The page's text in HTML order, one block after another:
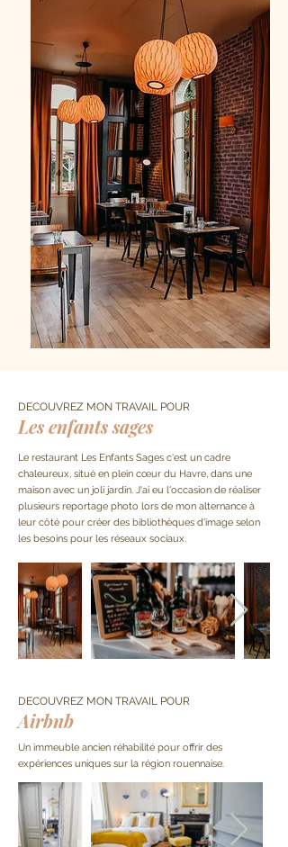
DECOUVREZ MON TRAVAIL POUR
Les enfants sages
Le restaurant Les Enfants Sages c'est un cadre
chaleureux, situé en plein cœur du Havre, dans une
maison avec un joli jardin. J'ai eu l'occasion de réaliser
plusieurs reportage photo lors de mon alternance à
leur côté pour créer des bibliothèques d'image selon
les besoins pour les réseaux sociaux.
DECOUVREZ MON TRAVAIL POUR
Airbnb
Un immeuble ancien réhabilité pour offrir des
expériences uniques sur la région rouennaise.